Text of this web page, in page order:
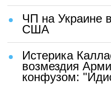
ЧП на Украине
США
Истерика
возмездия
конфузом: